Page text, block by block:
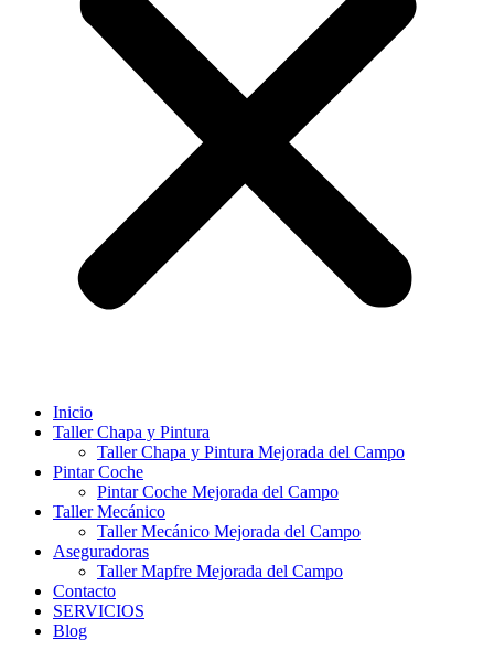
Inicio
Taller Chapa y Pintura
Taller Chapa y Pintura Mejorada del Campo
Pintar Coche
Pintar Coche Mejorada del Campo
Taller Mecánico
Taller Mecánico Mejorada del Campo
Aseguradoras
Taller Mapfre Mejorada del Campo
Contacto
SERVICIOS
Blog